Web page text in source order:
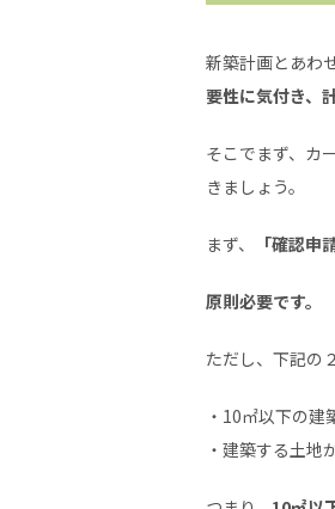
新築計画とあわ
要性に気付き、
そこでまず、カ
きましょう。
まず、 「確認申
原則必要です。
ただし、下記の
・10㎡以下の建
・建築する土地